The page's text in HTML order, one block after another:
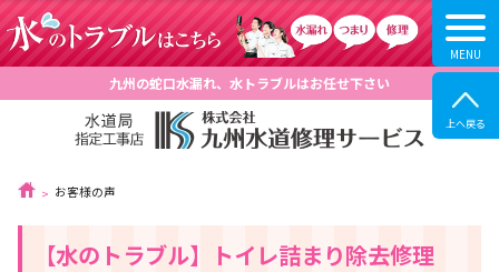
九州の蛇口水漏れ、水トラブルはお任せ下さい
お客様の声
【水のトラブル】トイレ詰まり除去修理